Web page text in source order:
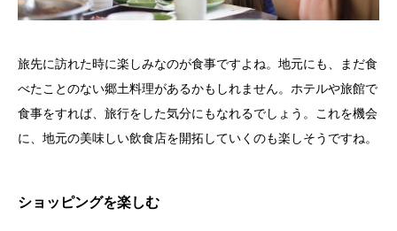
旅先に訪れた時に楽しみなのが食事ですよね。地元にも、まだ食
べたことのない郷土料理があるかもしれません。ホテルや旅館で
食事をすれば、旅行をした気分にもなれるでしょう。これを機会
に、地元の美味しい飲食店を開拓していくのも楽しそうですね。
ショッピングを楽しむ